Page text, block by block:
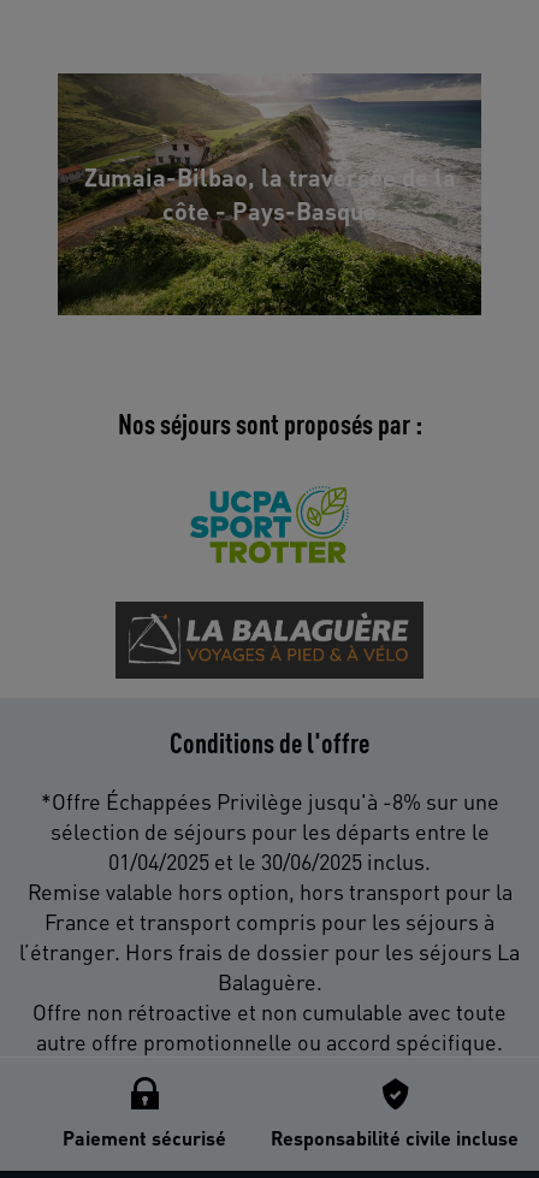
Zumaia-Bilbao, la traversée de la
côte - Pays-Basque
Nos séjours sont proposés par :
Conditions de l'offre
*Offre Échappées Privilège jusqu'à -8% sur une
sélection de séjours pour les départs entre le
01/04/2025 et le 30/06/2025 inclus.
Remise valable hors option, hors transport pour la
France et transport compris pour les séjours à
l’étranger. Hors frais de dossier pour les séjours La
Balaguère.
Offre non rétroactive et non cumulable avec toute
autre offre promotionnelle ou accord spécifique.
Paiement sécurisé Responsabilité civile incluse